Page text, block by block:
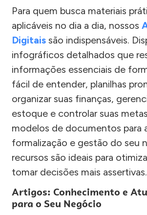
Para quem busca materiais
aplicáveis no dia a dia, nossos
Digitais são indispensáveis.
infográficos detalhados que
informações essenciais de
fácil de entender, planilhas
organizar suas finanças,
estoque e controlar suas
modelos de documentos para
formalização e gestão do seu
recursos são ideais para
tomar decisões mais assertivas.
Artigos: Conhecimento e
para o Seu Negócio